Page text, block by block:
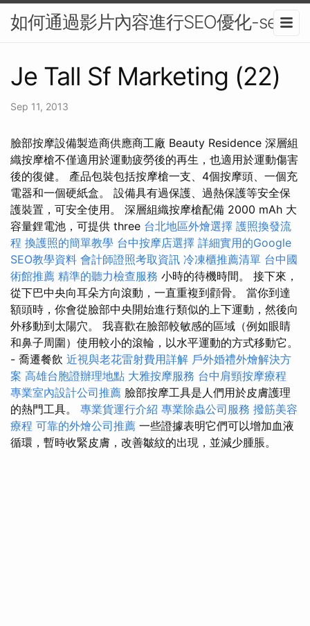
如何通過影片內容進行SEO優化-seo
Je Tall Sf Marketing (22)
Sep 11, 2013
臉部按摩設備製造商供應商工廠 Beauty Residence 深層組
織按摩槍不僅適用於運動疲勞後的再生，也適用於運動傷害
後的復健。 產品包裝​​包括按摩槍一支、4個按摩頭、一個充
電器和一個硬紙盒。 設備具有過保護、過熱保護等安全保
護裝置，可安全使用。 深層組織按摩槍配備 2000 mAh 大
容量鋰電池，可提供 three 台北地區外燴選擇 護照換發流
程 換護照的簡單教學 台中按摩店選擇 詳細實用的Google
SEO教學資料 會計師證照考取資訊 冷凍櫃推薦清單 台中國
術館推薦 精準的聽力檢查服務 小時的待機時間。 接下來，
從下巴中央向耳朵方向滾動，一直重複到顴骨。 當你到達
額頭時，你會從臉部中央開始進行類似的上下運動，然後向
外移動到太陽穴。 我喜歡在臉部較敏感的區域（例如眼睛
和鼻子周圍）使用較小的滾輪，以水平運動的方式移動它。
- 喬遷餐飲 近視與老花雷射費用詳解 戶外婚禮外燴解決方
案 高雄台胞證辦理地點 大雅按摩服務 台中肩頸按摩療程
專業室內設計公司推薦 臉部按摩工具是人們用於皮膚護理
的熱門工具。 專業貨運行介紹 專業除蟲公司服務 撥筋美容
療程 可靠的外燴公司推薦 一些證據表明它們可以增加血液
循環，暫時收緊皮膚，改善皺紋的出現，並減少腫脹。